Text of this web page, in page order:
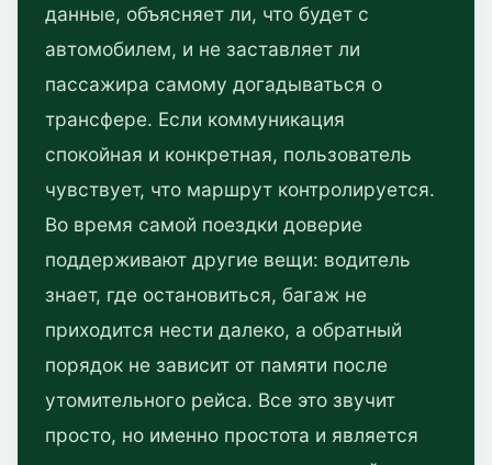
данные, объясняет ли, что будет с
автомобилем, и не заставляет ли
пассажира самому догадываться о
трансфере. Если коммуникация
спокойная и конкретная, пользователь
чувствует, что маршрут контролируется.
Во время самой поездки доверие
поддерживают другие вещи: водитель
знает, где остановиться, багаж не
приходится нести далеко, а обратный
порядок не зависит от памяти после
утомительного рейса. Все это звучит
просто, но именно простота и является